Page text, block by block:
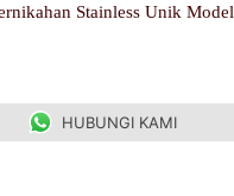
Stainless Unik Model
HUBUNGI KAMI